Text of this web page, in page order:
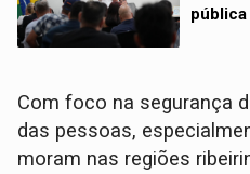
pública
Com foco na segurança
das pessoas,
moram nas regiões